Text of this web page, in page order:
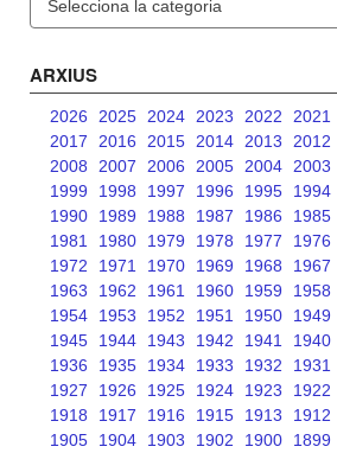
ARXIUS
2026 2025 2024 2023 2022 2021
2017
2016 2015 2014 2013 2012
2008
2007 2006 2005 2004 2003
1999
1998 1997 1996 1995 1994
1990
1989 1988 1987 1986 1985
1981
1980 1979 1978 1977 1976
1972
1971 1970 1969 1968 1967
1963
1962 1961 1960 1959 1958
1954
1953 1952 1951 1950 1949
1945
1944 1943 1942 1941 1940
1936
1935 1934 1933 1932 1931
1927
1926 1925 1924 1923 1922
1918
1917 1916 1915 1913 1912
1905
1904 1903 1902 1900 1899